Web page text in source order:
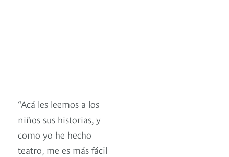
“Acá les leemos a los
niños sus historias, y
como yo he hecho
teatro, me es más fácil